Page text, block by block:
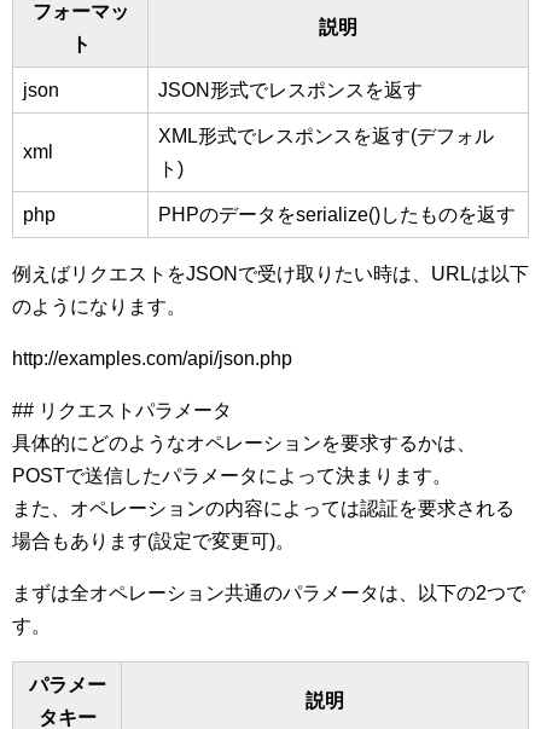
フォーマッ
ト
説明
json JSON形式でレスポンスを返す
xml
XML形式でレスポンスを返す(デフォル
ト)
php PHPのデータをserialize()したものを返す
例えばリクエストをJSONで受け取りたい時は、URLは以下
のようになります。
http://examples.com/api/json.php
## リクエストパラメータ
具体的にどのようなオペレーションを要求するかは、
POSTで送信したパラメータによって決まります。
また、オペレーションの内容によっては認証を要求される
場合もあります(設定で変更可)。
まずは全オペレーション共通のパラメータは、以下の2つで
す。
パラメー
タキー
説明